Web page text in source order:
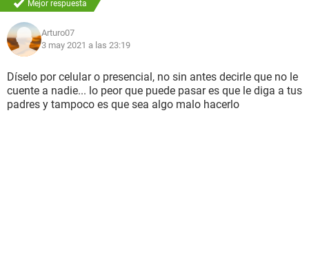
Mejor respuesta
Arturo07
3 may 2021 a las 23:19
Díselo por celular o presencial, no sin antes decirle que no le
cuente a nadie... lo peor que puede pasar es que le diga a tus
padres y tampoco es que sea algo malo hacerlo